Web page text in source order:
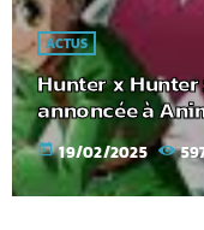
ACTUS
Hunter x
annoncée à
today 19/02/2025